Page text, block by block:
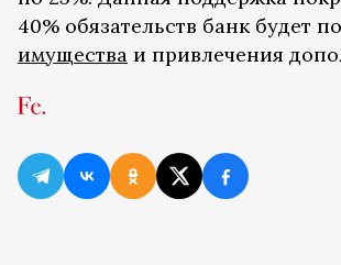
40% обязательств банк будет
имущества и привлечения